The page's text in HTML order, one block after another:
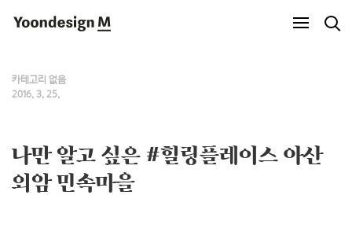
Yoondesign M
카테고리 없음
2016. 3. 25.
나만 알고 싶은 #힐링플레이스 아산
외암 민속마을